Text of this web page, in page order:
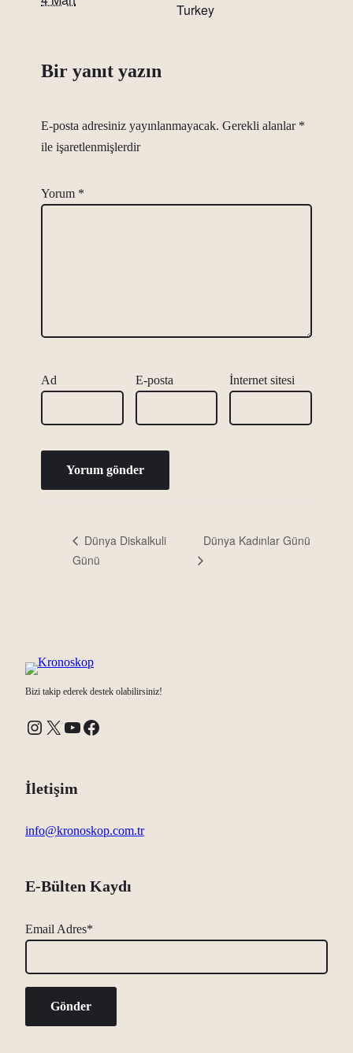
Turkey
Bir yanıt yazın
E-posta adresiniz yayınlanmayacak. Gerekli alanlar *
ile işaretlenmişlerdir
Yorum *
Ad E-posta İnternet sitesi
Dünya Diskalkuli
Günü
Dünya Kadınlar Günü
Bizi takip ederek destek olabilirsiniz!
Instagram X YouTube Facebook
İletişim
info@kronoskop.com.tr
E-Bülten Kaydı
Email Adres*